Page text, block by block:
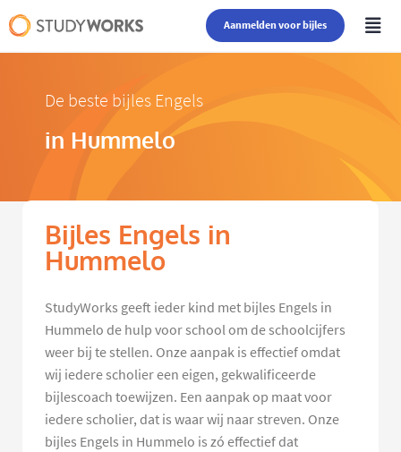
Aanmelden voor bijles
De beste bijles Engels
in Hummelo
Bijles Engels in
Hummelo
StudyWorks geeft ieder kind met bijles Engels in
Hummelo de hulp voor school om de schoolcijfers
weer bij te stellen. Onze aanpak is effectief omdat
wij iedere scholier een eigen, gekwalificeerde
bijlescoach toewijzen. Een aanpak op maat voor
iedere scholier, dat is waar wij naar streven. Onze
bijles Engels in Hummelo is zó effectief dat